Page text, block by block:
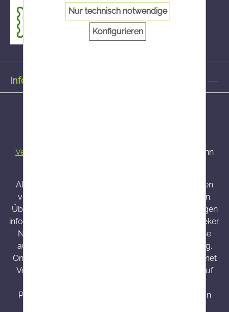
Informationen
Versandkosten
und ggf. Nachnahmegebühren, wenn
Alle bei Onlineapo angebotenen Arzneimittel werden
von Österreich versendet und sind dort zugelassen.
Über Wirkung und mögliche unerwünschte Wirkungen
informieren Gebrauchsinformation, Arzt oder Apotheker.
Nahrungsergänzungsmittel sind kein Ersatz für eine
ausgewogene und abwechslungsreiche Ernährung.
Onlineapo.at ist eine in Österreich zugelassene Internet
Versandapotheke mit Hauptsitz in Österreich. Die auf
Produktinformationen richten sich ausschließlich an
Nur technisch notwendige
Konfigurieren